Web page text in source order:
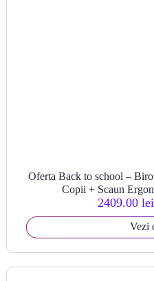
Oferta Back to school –
Copii + Scaun
2409.00 lei
Vezi